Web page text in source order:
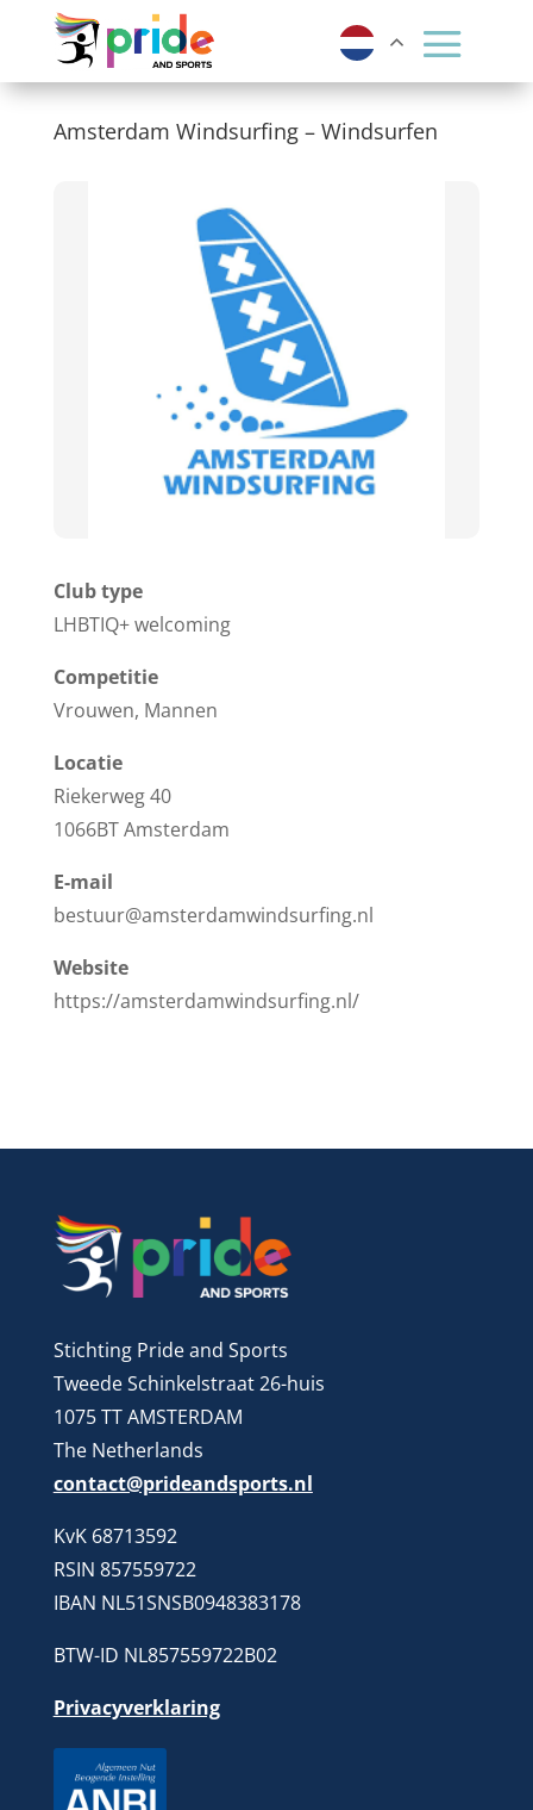
Amsterdam Windsurfing – Windsurfen
Club type
LHBTIQ+ welcoming
Competitie
Vrouwen, Mannen
Locatie
Riekerweg 40
1066BT Amsterdam
E-mail
bestuur@amsterdamwindsurfing.nl
Website
https://amsterdamwindsurfing.nl/
Stichting Pride and Sports
Tweede Schinkelstraat 26-huis
1075 TT AMSTERDAM
The Netherlands
contact@prideandsports.nl
KvK 68713592
RSIN 857559722
IBAN NL51SNSB0948383178
BTW-ID NL857559722B02
Privacyverklaring